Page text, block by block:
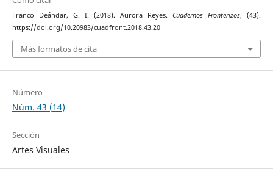
Franco Deándar, G. I. (2018). Aurora Reyes.Cuadernos Fronterizos, (43).
https://doi.org/10.20983/cuadfront.2018.43.20
Más formatos de cita
Número
Núm. 43 (14)
Sección
Artes Visuales